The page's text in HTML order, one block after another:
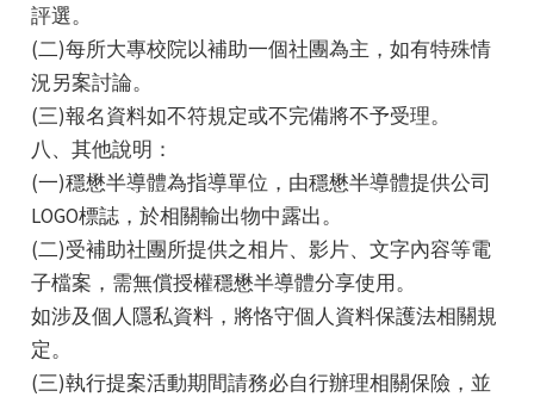
評選。
(二)每所大專校院以補助一個社團為主，如有特殊情
況另案討論。
(三)報名資料如不符規定或不完備將不予受理。
八、其他說明：
(一)穩懋半導體為指導單位，由穩懋半導體提供公司
LOGO標誌，於相關輸出物中露出。
(二)受補助社團所提供之相片、影片、文字內容等電
子檔案，需無償授權穩懋半導體分享使用。
如涉及個人隱私資料，將恪守個人資料保護法相關規
定。
(三)執行提案活動期間請務必自行辦理相關保險，並